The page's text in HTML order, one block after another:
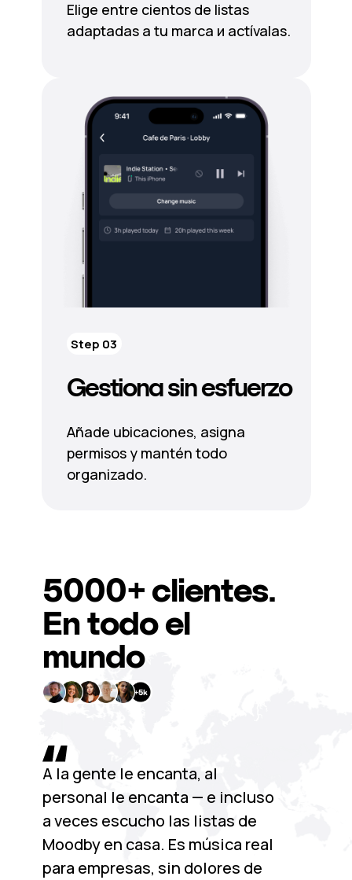
Elige entre cientos de listas
adaptadas a tu marca и actívalas.
Gestiona sin esfuerzo
Añade ubicaciones, asigna
permisos y mantén todo
organizado.
Step 03
A la gente le encanta, al
personal le encanta — e incluso
a veces escucho las listas de
Moodby en casa. Es música real
para empresas, sin dolores de
5000+ clientes.
En todo el
mundo